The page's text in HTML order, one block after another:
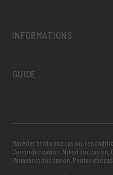
INFORMATIONS
GUIDE
Matériel photo d’occasion,
Canon d’occasion, Nikon d’occasion,
Panasonic d’occasion, Pentax